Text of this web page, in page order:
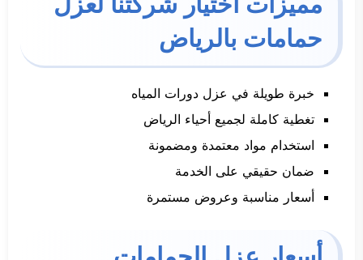
حمامات بالرياض
خبرة طويلة في عزل دورات المياه
تغطية كاملة لجميع أحياء الرياض
استخدام مواد معتمدة ومضمونة
ضمان حقيقي على الخدمة
أسعار مناسبة وعروض مستمرة